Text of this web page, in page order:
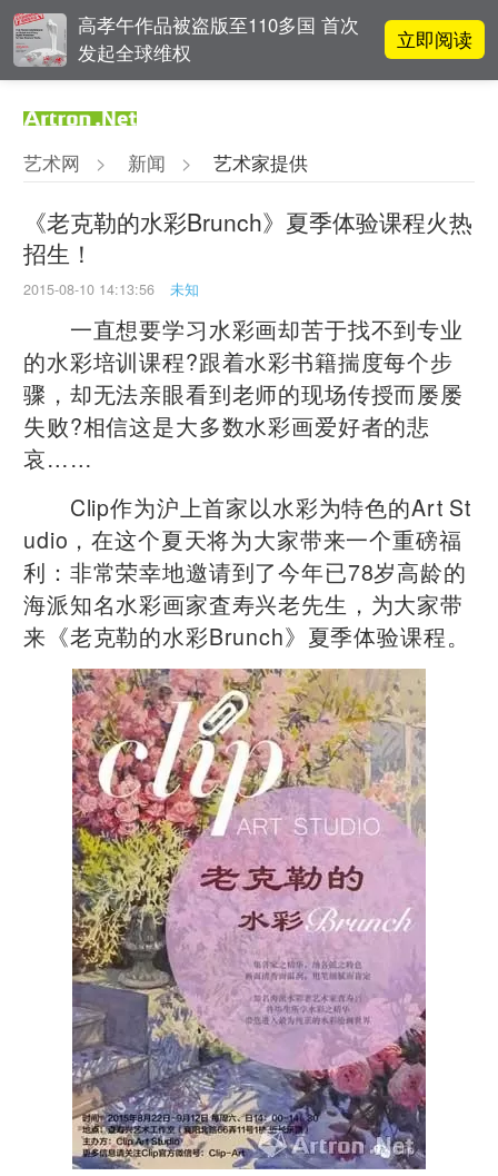
高孝午作品被盗版至110多国 首次
发起全球维权
立即阅读
影响力榜单
阿拉里奥画廊上海转型：为何要成
为策展式艺术商业综合体？
李铁夫冯钢百领衔 作为群体的早期
粤籍留美艺术家
艺术网 > 新闻 > 艺术家提供
《老克勒的水彩Brunch》夏季体验课程火热
招生！
2015-08-10 14:13:56 未知
一直想要学习水彩画却苦于找不到专业
的水彩培训课程?跟着水彩书籍揣度每个步
骤，却无法亲眼看到老师的现场传授而屡屡
失败?相信这是大多数水彩画爱好者的悲
哀……
Clip作为沪上首家以水彩为特色的Art St
udio，在这个夏天将为大家带来一个重磅福
利：非常荣幸地邀请到了今年已78岁高龄的
海派知名水彩画家査寿兴老先生，为大家带
来《老克勒的水彩Brunch》夏季体验课程。